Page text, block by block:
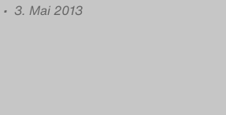
• 3. Mai 2013